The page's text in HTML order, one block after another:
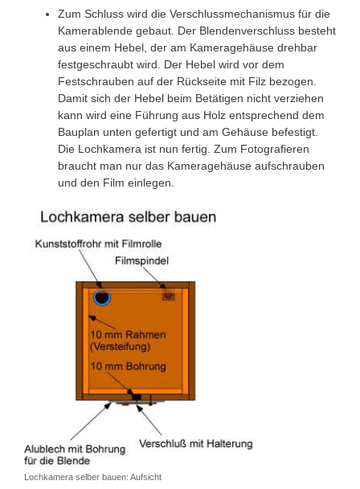
Zum Schluss wird die Verschlussmechanismus für die
Kamerablende gebaut. Der Blendenverschluss besteht
aus einem Hebel, der am Kameragehäuse drehbar
festgeschraubt wird. Der Hebel wird vor dem
Festschrauben auf der Rückseite mit Filz bezogen.
Damit sich der Hebel beim Betätigen nicht verziehen
kann wird eine Führung aus Holz entsprechend dem
Bauplan unten gefertigt und am Gehäuse befestigt.
Die Lochkamera ist nun fertig. Zum Fotografieren
braucht man nur das Kameragehäuse aufschrauben
und den Film einlegen.
Lochkamera selber bauen: Aufsicht